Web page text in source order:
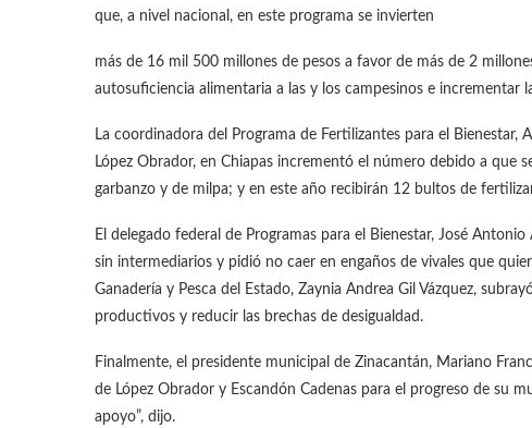
que, a nivel nacional, en este programa se invierten
más de 16 mil 500 millones de pesos a favor de más de 2
autosuficiencia alimentaria a las y los campesinos e incrementar
La coordinadora del Programa de Fertilizantes para el
López Obrador, en Chiapas incrementó el número debido a que
garbanzo y de milpa; y en este año recibirán 12 bultos de
El delegado federal de Programas para el Bienestar, José
sin intermediarios y pidió no caer en engaños de vivales que
Ganadería y Pesca del Estado, Zaynia Andrea Gil Vázquez,
productivos y reducir las brechas de desigualdad.
Finalmente, el presidente municipal de Zinacantán, Mariano
de López Obrador y Escandón Cadenas para el progreso de su
apoyo”, dijo.